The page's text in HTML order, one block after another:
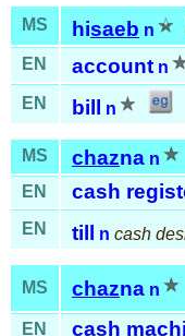
MS hisaeb n
EN account n
EN
bill n
MS chazna n
EN cash
EN
till n cash
MS chazna n
EN
cash